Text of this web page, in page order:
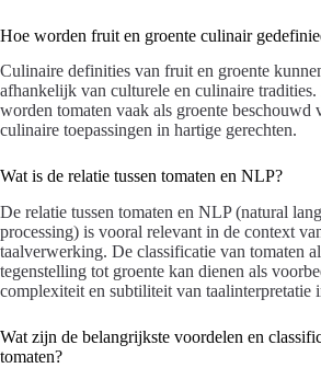
Hoe worden fruit en groente culinair
Culinaire definities van fruit en groente
afhankelijk van culturele en culinaire tradities.
worden tomaten vaak als groente beschouwd
culinaire toepassingen in hartige gerechten.
Wat is de relatie tussen tomaten en NLP?
De relatie tussen tomaten en NLP (natural
processing) is vooral relevant in de context
taalverwerking. De classificatie van tomaten
tegenstelling tot groente kan dienen als
complexiteit en subtiliteit van taalinterpretatie
Wat zijn de belangrijkste voordelen en
tomaten?